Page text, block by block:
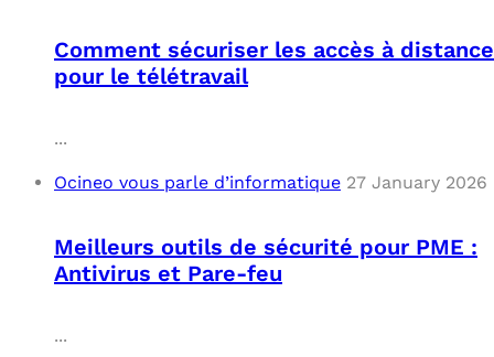
Comment sécuriser les accès à distance
pour le télétravail
...
Ocineo vous parle d’informatique 27 January 2026
Meilleurs outils de sécurité pour PME :
Antivirus et Pare-feu
...